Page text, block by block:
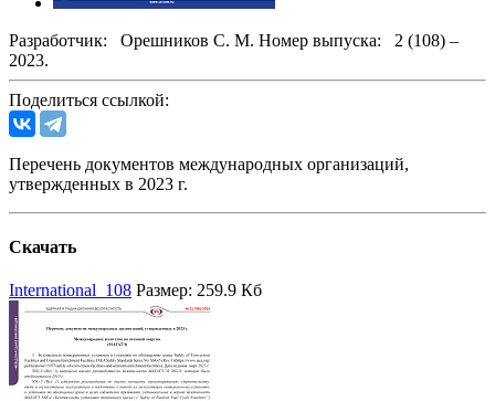
Разработчик: Орешников С. М. Номер выпуска:
2 (108) –
2023.
Поделиться ссылкой:
Перечень документов международных организаций,
утвержденных в 2023 г.
Скачать
International_108 Размер: 259.9 Кб